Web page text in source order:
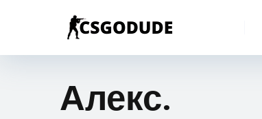
Алекс.